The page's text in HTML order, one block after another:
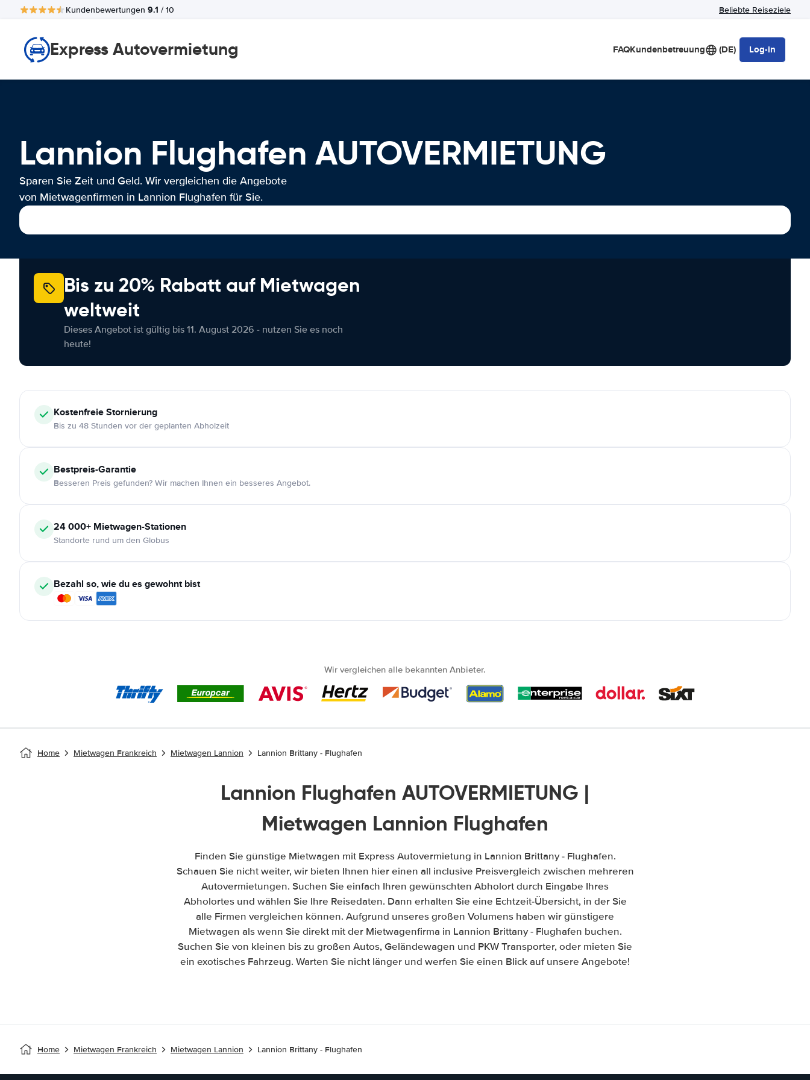
Kundenbewertungen 9.1 / 10 Beliebte Reiseziele
Express Autovermietung FAQKundenbetreuung (DE) Log-in
Lannion Flughafen AUTOVERMIETUNG
Sparen Sie Zeit und Geld. Wir vergleichen die Angebote
von Mietwagenfirmen in Lannion Flughafen für Sie.
Bis zu 20% Rabatt auf Mietwagen
weltweit
Dieses Angebot ist gültig bis 11. August 2026 - nutzen Sie es noch
heute!
KostenfreieStornierung
Bis zu 48 Stunden vor der geplanten Abholzeit
Bestpreis-Garantie
Besseren Preis gefunden? Wir machen Ihnen ein besseres Angebot.
24 000+ Mietwagen-Stationen
Standorte rund um den Globus
Bezahl so, wie du es gewohnt bist
Wir vergleichen alle bekannten Anbieter.
Home Mietwagen Frankreich Mietwagen Lannion Lannion Brittany - Flughafen
Lannion Flughafen AUTOVERMIETUNG |
Mietwagen Lannion Flughafen
Finden Sie günstige Mietwagen mit Express Autovermietung in Lannion Brittany - Flughafen.
Schauen Sie nicht weiter, wir bieten Ihnen hier einen all inclusive Preisvergleich zwischen mehreren
Autovermietungen. Suchen Sie einfach Ihren gewünschten Abholort durch Eingabe Ihres
Abholortes und wählen Sie Ihre Reisedaten. Dann erhalten Sie eine Echtzeit-Übersicht, in der Sie
alle Firmen vergleichen können. Aufgrund unseres großen Volumens haben wir günstigere
Mietwagen als wenn Sie direkt mit der Mietwagenfirma in Lannion Brittany - Flughafen buchen.
Suchen Sie von kleinen bis zu großen Autos, Geländewagen und PKW Transporter, oder mieten Sie
ein exotisches Fahrzeug. Warten Sie nicht länger und werfen Sie einen Blick auf unsere Angebote!
Home Mietwagen Frankreich Mietwagen Lannion Lannion Brittany - Flughafen